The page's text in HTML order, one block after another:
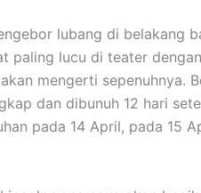
lubang di belakang
paling lucu di teater
mengerti sepenuhnya.
dan dibunuh 12 hari
pada 14 April, pada 15